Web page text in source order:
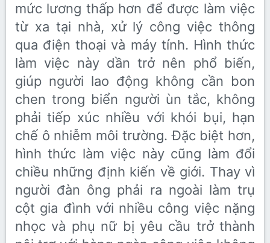
mức lương thấp hơn để được làm việc
từ xa tại nhà, xử lý công việc thông
qua điện thoại và máy tính. Hình thức
làm việc này dần trở nên phổ biến,
giúp người lao động không cần bon
chen trong biển người ùn tắc, không
phải tiếp xúc nhiều với khói bụi, hạn
chế ô nhiễm môi trường. Đặc biệt hơn,
hình thức làm việc này cũng làm đổi
chiều những định kiến về giới. Thay vì
người đàn ông phải ra ngoài làm trụ
cột gia đình với nhiều công việc nặng
nhọc và phụ nữ bị yêu cầu trở thành